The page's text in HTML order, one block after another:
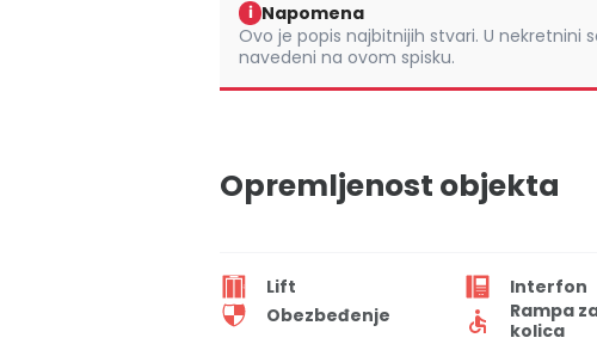
i Napomena
Ovo je popis najbitnijih stvari. U nekretnini
navedeni na ovom spisku.
Opremljenost objekta
Lift Interfon
Obezbeđenje
Rampa
kolica